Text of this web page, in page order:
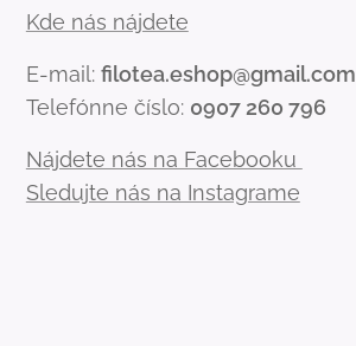
Kde nás nájdete
E-mail: filotea.eshop@gmail.com
Telefónne číslo: 0907 260 796
Nájdete nás na Facebooku
Sledujte nás na Instagrame